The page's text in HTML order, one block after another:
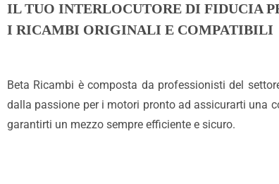
IL TUO INTERLOCUTORE DI FIDUCIA
I RICAMBI ORIGINALI E COMPATIBILI
Beta Ricambi è composta da professionisti del
dalla passione per i motori pronto ad assicurarti una
garantirti un mezzo sempre efficiente e sicuro.